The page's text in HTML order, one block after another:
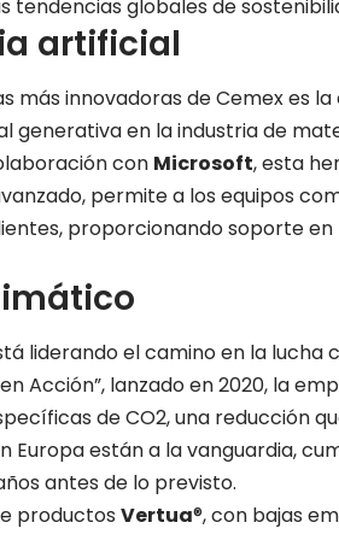
tendencias globales de
artificial
más innovadoras de Cemex es
generativa en la industria de
con Microsoft, esta
permite a los equipos
proporcionando soporte
liderando el camino en la lucha
Acción”, lanzado en 2020, la
de CO2, una reducción
Europa están a la vanguardia,
antes de lo previsto.
productos Vertua®, con bajas